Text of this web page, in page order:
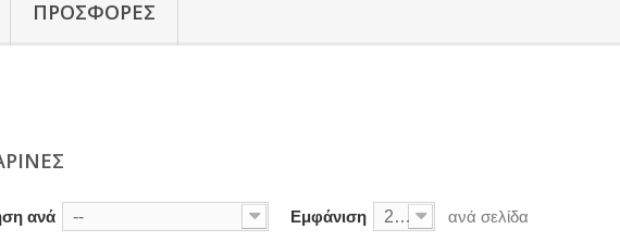
ΠΡΟΣΦΟΡΕΣ
ανά -- Εμφάνιση 24 ανά σελίδα